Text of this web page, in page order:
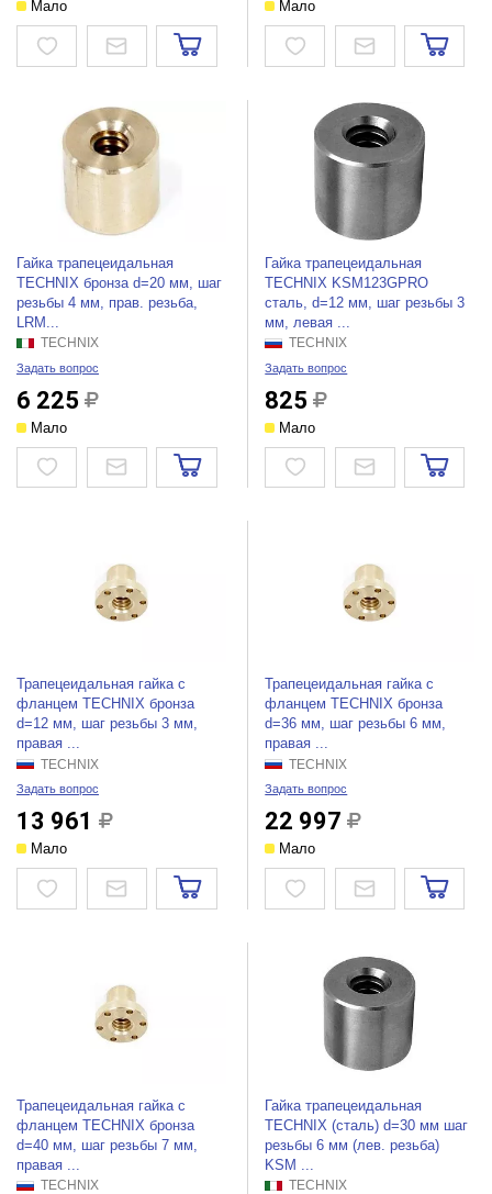
Мало Мало
Гайка трапецеидальная
TECHNIX бронза d=20 мм, шаг
резьбы 4 мм, прав. резьба,
LRM...
TECHNIX
Задать вопрос
6 225
Мало
Гайка трапецеидальная
TECHNIX KSM123GPRO
сталь, d=12 мм, шаг резьбы 3
мм, левая ...
TECHNIX
Задать вопрос
825
Мало
Трапецеидальная гайка c
фланцем TECHNIX бронза
d=12 мм, шаг резьбы 3 мм,
правая ...
TECHNIX
Задать вопрос
13 961
Мало
Трапецеидальная гайка c
фланцем TECHNIX бронза
d=36 мм, шаг резьбы 6 мм,
правая ...
TECHNIX
Задать вопрос
22 997
Мало
Трапецеидальная гайка c
фланцем TECHNIX бронза
d=40 мм, шаг резьбы 7 мм,
правая ...
TECHNIX
Гайка трапецеидальная
TECHNIX (сталь) d=30 мм шаг
резьбы 6 мм (лев. резьба)
KSM ...
TECHNIX